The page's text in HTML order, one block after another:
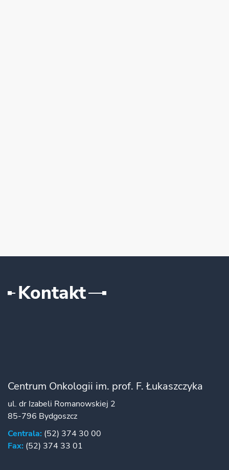
Kontakt
Centrum Onkologii im. prof. F. Łukaszczyka
ul. dr Izabeli Romanowskiej 2
85-796 Bydgoszcz
Centrala: (52) 374 30 00
Fax: (52) 374 33 01